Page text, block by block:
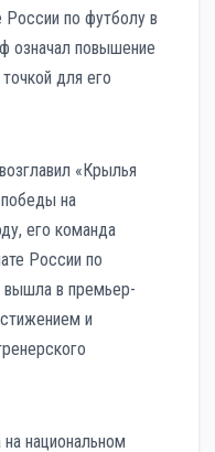
по футболу в
означал повышение
для его
«Крылья
на
его команда
России по
вышла в премьер-
и
национальном